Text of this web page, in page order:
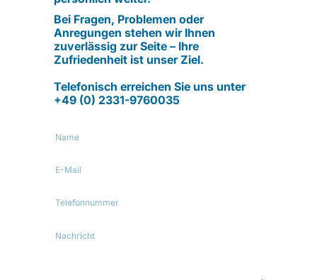
Bei Fragen, Problemen oder
Anregungen stehen wir Ihnen
zuverlässig zur Seite – Ihre
Zufriedenheit ist unser Ziel.
Telefonisch erreichen Sie uns unter
+49 (0) 2331-9760035
Name
E-
Telefonnummer
Nachricht